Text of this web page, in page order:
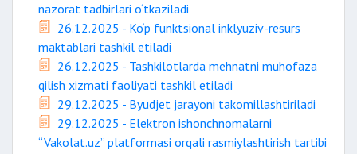
nazorat tadbirlari o‘tkaziladi
26.12.2025 - Ko‘p funktsional inklyuziv-resurs
maktablari tashkil etiladi
26.12.2025 - Tashkilotlarda mehnatni muhofaza
qilish xizmati faoliyati tashkil etiladi
29.12.2025 - Byudjet jarayoni takomillashtiriladi
29.12.2025 - Elektron ishonchnomalarni
“Vakolat.uz” platformasi orqali rasmiylashtirish tartibi